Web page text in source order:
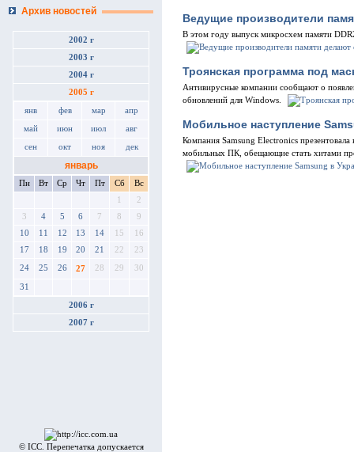
Архив новостей
2002 г
2003 г
2004 г
2005 г
янв фев мар апр
май июн июл авг
сен окт ноя дек
январь
Пн Вт Ср Чт Пт Сб
Вс
1
2
3
4 5 6 7 8
9
10
11 12 13 14 15
16
17
18 19 20 21 22 23
24 25 26 27 28 29 30
31
2006 г
2007 г
© ICC. Перепечатка допускается
Ведущие производители
В этом году выпуск микросхем памяти
Троянская программа под
Антивирусные компании сообщают о
обновлений для Windows.
Мобильное наступление
Компания Samsung Electronics
мобильных ПК, обещающие стать хитами